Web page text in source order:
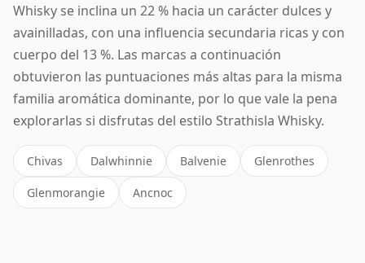
Whisky se inclina un 22 % hacia un carácter dulces y
avainilladas, con una influencia secundaria ricas y con
cuerpo del 13 %. Las marcas a continuación
obtuvieron las puntuaciones más altas para la misma
familia aromática dominante, por lo que vale la pena
explorarlas si disfrutas del estilo Strathisla Whisky.
Chivas Dalwhinnie Balvenie Glenrothes
Glenmorangie Ancnoc